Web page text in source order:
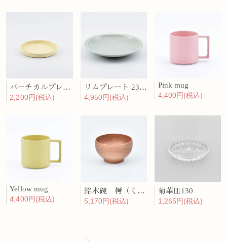
バーチカルプレート 15cm 化粧土
2,200円(税込)
リムプレート 23cm 呉須散
4,950円(税込)
Pink mug
4,400円(税込)
Yellow mug
4,400円(税込)
銘木碗 栲（くるみ）
5,170円(税込)
菊華皿130
1,265円(税込)